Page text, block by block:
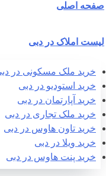
صفحه اصلی
لیست املاک در دبی
خرید ملک مسکونی در دبی
خرید استودیو در دبی
خرید آپارتمان در دبی
خرید ملک تجاری در دبی
خرید تاون هاوس در دبی
خرید ویلا در دبی
خرید پنت هاوس در دبی